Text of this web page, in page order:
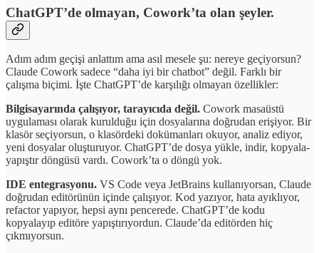
ChatGPT’de olmayan, Cowork’ta olan şeyler.
Adım adım geçişi anlattım ama asıl mesele şu: nereye geçiyorsun?
Claude Cowork sadece “daha iyi bir chatbot” değil. Farklı bir
çalışma biçimi. İşte ChatGPT’de karşılığı olmayan özellikler:
Bilgisayarında çalışıyor, tarayıcıda değil. Cowork masaüstü
uygulaması olarak kurulduğu için dosyalarına doğrudan erişiyor. Bir
klasör seçiyorsun, o klasördeki dokümanları okuyor, analiz ediyor,
yeni dosyalar oluşturuyor. ChatGPT’de dosya yükle, indir, kopyala-
yapıştır döngüsü vardı. Cowork’ta o döngü yok.
IDE entegrasyonu. VS Code veya JetBrains kullanıyorsan, Claude
doğrudan editörünün içinde çalışıyor. Kod yazıyor, hata ayıklıyor,
refactor yapıyor, hepsi aynı pencerede. ChatGPT’de kodu
kopyalayıp editöre yapıştırıyordun. Claude’da editörden hiç
çıkmıyorsun.